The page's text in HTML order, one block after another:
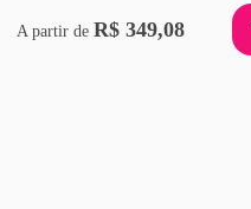
A partir de R$ 349,08